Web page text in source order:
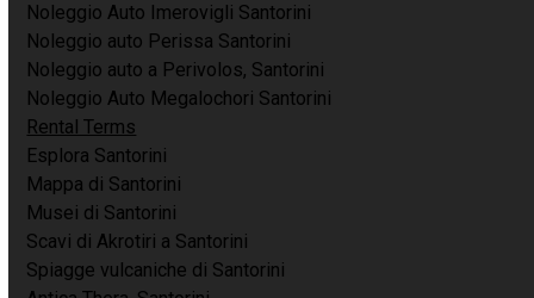
Noleggio Auto Imerovigli Santorini
Noleggio auto Perissa Santorini
Noleggio auto a Perivolos, Santorini
Noleggio Auto Megalochori Santorini
Rental Terms
Esplora Santorini
Mappa di Santorini
Musei di Santorini
Scavi di Akrotiri a Santorini
Spiagge vulcaniche di Santorini